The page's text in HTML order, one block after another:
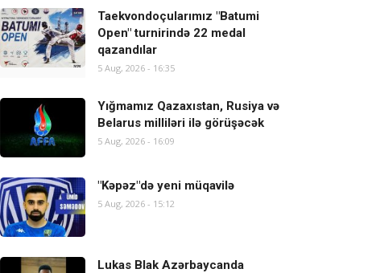
Taekvondoçularımız "Batumi
Open" turnirində 22 medal
qazandılar
5 Aug, 2026 - 16:35
Yığmamız Qazaxıstan, Rusiya və
Belarus milliləri ilə görüşəcək
5 Aug, 2026 - 16:09
"Kəpəz"də yeni müqavilə
5 Aug, 2026 - 15:12
Lukas Blak Azərbaycanda